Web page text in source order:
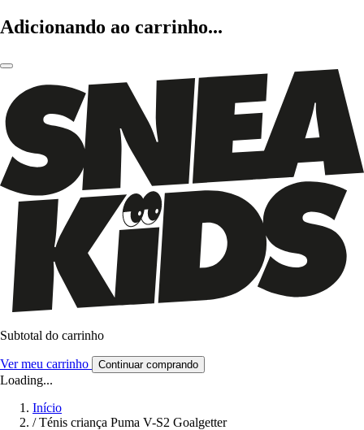
Adicionando ao carrinho...
Subtotal do carrinho
Ver meu carrinho Continuar comprando
Loading...
Início
/ Ténis criança Puma V-S2 Goalgetter